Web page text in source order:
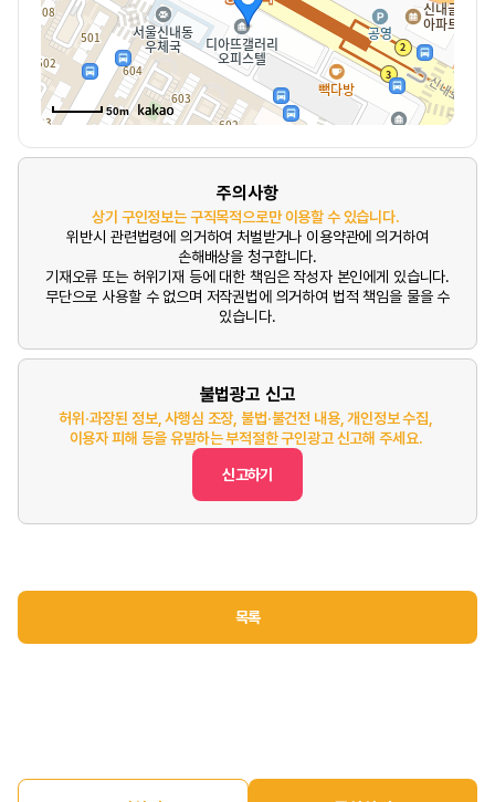
50m
주의사항
상기 구인정보는 구직목적으로만 이용할 수 있습니다.
위반시 관련법령에 의거하여 처벌받거나 이용약관에 의거하여
손해배상을 청구합니다.
기재오류 또는 허위기재 등에 대한 책임은 작성자 본인에게 있습니다.
무단으로 사용할 수 없으며 저작권법에 의거하여 법적 책임을 물을 수
있습니다.
불법광고 신고
허위·과장된 정보, 사행심 조장, 불법·불건전 내용, 개인정보 수집,
이용자 피해 등을 유발하는 부적절한 구인광고 신고해 주세요.
신고하기
목록